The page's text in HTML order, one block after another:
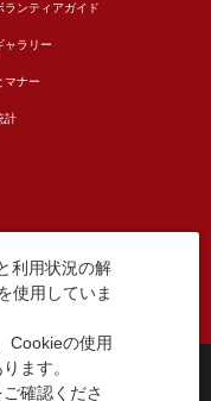
ランティアガイド
ャラリー
マナー
計
載について
丁目5番6号
利用状況の解
使用していま
Cookieの使用
ます。
ご確認くださ